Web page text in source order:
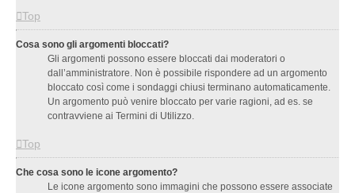
Top
Cosa sono gli argomenti bloccati?
Gli argomenti possono essere bloccati dai moderatori o
dall’amministratore. Non è possibile rispondere ad un argomento
bloccato così come i sondaggi chiusi terminano automaticamente.
Un argomento può venire bloccato per varie ragioni, ad es. se
contravviene ai Termini di Utilizzo.
Top
Che cosa sono le icone argomento?
Le icone argomento sono immagini che possono essere associate